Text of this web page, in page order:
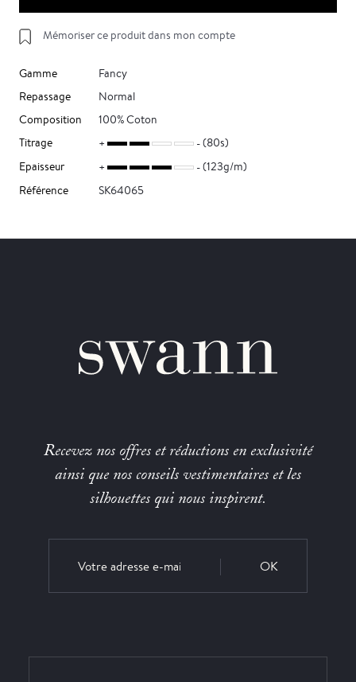
Mémoriser ce produit dans mon compte
Gamme
Fancy
Repassage
Normal
Composition
100% Coton
Titrage
(80s)
Epaisseur
(123g/m)
Référence
SK64065
Recevez nos offres et réductions en exclusivité
ainsi que nos conseils vestimentaires et les
silhouettes qui nous inspirent.
OK